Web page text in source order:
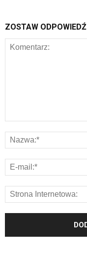
ZOSTAW ODPOWIEDŹ